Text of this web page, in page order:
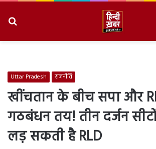
Uttar Pradesh राजनीति
खींचतान के बीच सपा और
गठबंधन तय! तीन दर्जन
लड़ सकती है RLD